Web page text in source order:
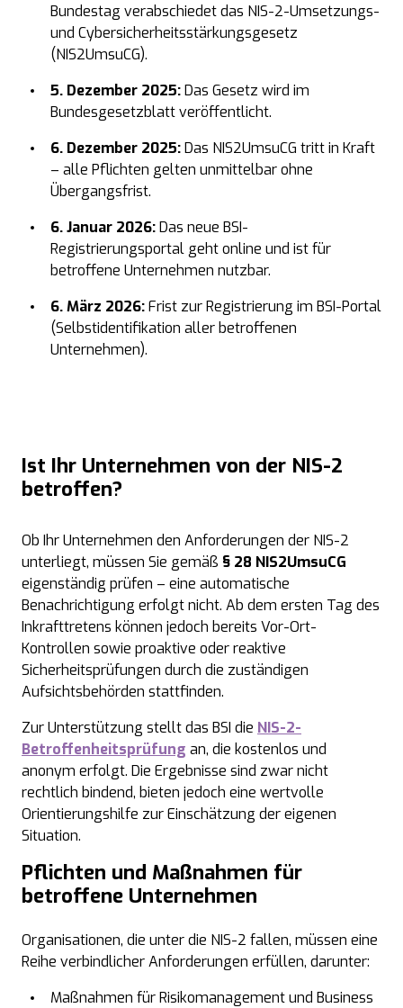
Bundestag verabschiedet das NIS-2-Umsetzungs-
und Cybersicherheitsstärkungsgesetz
(NIS2UmsuCG).
5. Dezember 2025:Das Gesetz wird im
Bundesgesetzblatt veröffentlicht.
6. Dezember 2025:Das NIS2UmsuCG tritt in Kraft
– alle Pflichten gelten unmittelbar ohne
Übergangsfrist.
6. Januar 2026:Das neue BSI-
Registrierungsportal geht online und ist für
betroffene Unternehmen nutzbar.
6. März 2026:Frist zur Registrierung im BSI-Portal
(Selbstidentifikation aller betroffenen
Unternehmen).
Ist Ihr Unternehmen von der NIS-2
betroffen?
Ob Ihr Unternehmen den Anforderungen der NIS-2
unterliegt, müssen Sie gemäß § 28 NIS2UmsuCG
eigenständig prüfen – eine automatische
Benachrichtigung erfolgt nicht. Ab dem ersten Tag des
Inkrafttretens können jedoch bereits Vor-Ort-
Kontrollen sowie proaktive oder reaktive
Sicherheitsprüfungen durch die zuständigen
Aufsichtsbehörden stattfinden.
Zur Unterstützung stellt das BSI die NIS-2-
Betroffenheitsprüfung an, die kostenlos und
anonym erfolgt. Die Ergebnisse sind zwar nicht
rechtlich bindend, bieten jedoch eine wertvolle
Orientierungshilfe zur Einschätzung der eigenen
Situation.
Pflichten und Maßnahmen für
betroffene Unternehmen
Organisationen, die unter die NIS-2 fallen, müssen eine
Reihe verbindlicher Anforderungen erfüllen, darunter:
Maßnahmen für Risikomanagement und Business